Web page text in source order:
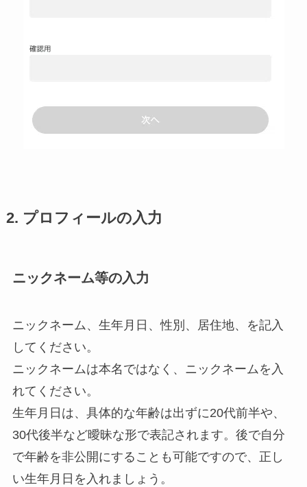
2. プロフィールの入力
ニックネーム等の入力
ニックネーム、生年月日、性別、居住地、を記入
してください。
ニックネームは本名ではなく、ニックネームを入
れてください。
生年月日は、具体的な年齢は出ずに20代前半や、
30代後半など曖昧な形で表記されます。後で自分
で年齢を非公開にすることも可能ですので、正し
い生年月日を入れましょう。